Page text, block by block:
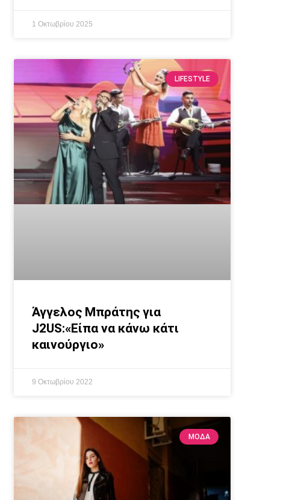
1 Οκτωβρίου 2025
LIFESTYLE
Άγγελος Μπράτης για
J2US:«Είπα να κάνω κάτι
καινούργιο»
9 Οκτωβρίου 2022
ΜΟΔΑ